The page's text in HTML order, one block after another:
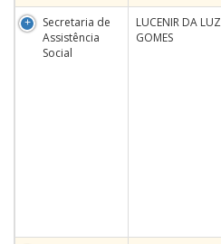
Secretaria de
Assistência
Social
LUCENIR DA LUZ
GOMES